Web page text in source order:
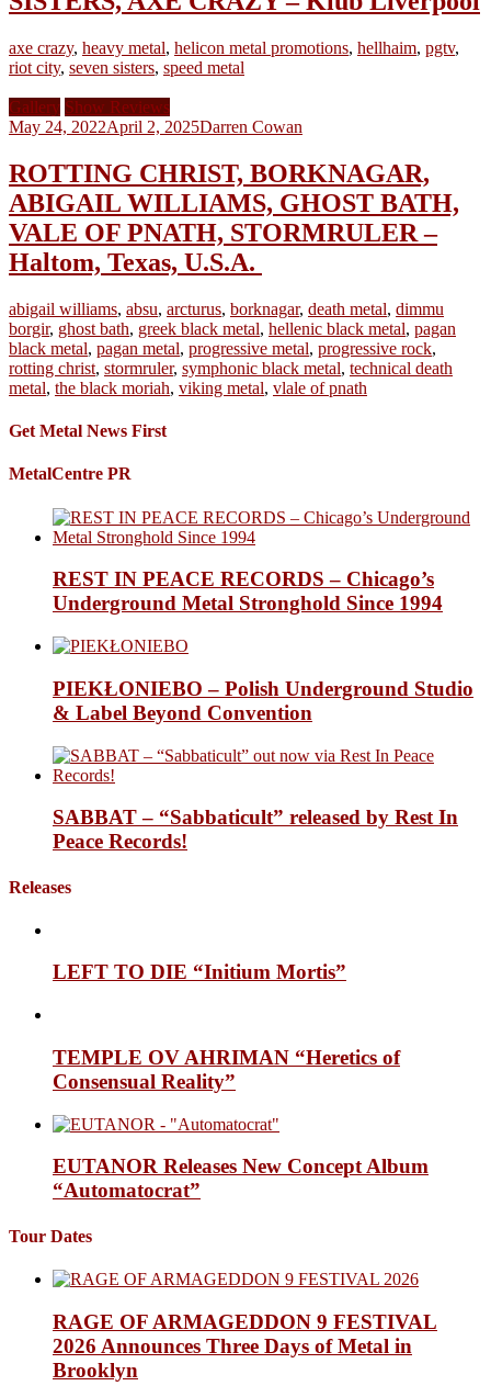
axe crazy, heavy metal, helicon metal promotions, hellhaim, pgtv,
riot city, seven sisters, speed metal
Gallery Show Reviews
May 24, 2022April 2, 2025Darren Cowan
ROTTING CHRIST, BORKNAGAR,
ABIGAIL WILLIAMS, GHOST BATH,
VALE OF PNATH, STORMRULER –
Haltom, Texas, U.S.A.
abigail williams, absu, arcturus, borknagar, death metal, dimmu
borgir, ghost bath, greek black metal, hellenic black metal, pagan
black metal, pagan metal, progressive metal, progressive rock,
rotting christ, stormruler, symphonic black metal, technical death
metal, the black moriah, viking metal, vlale of pnath
Get Metal News First
MetalCentre PR
REST IN PEACE RECORDS – Chicago’s
Underground Metal Stronghold Since 1994
PIEKŁONIEBO – Polish Underground Studio
& Label Beyond Convention
SABBAT – “Sabbaticult” released by Rest In
Peace Records!
Releases
LEFT TO DIE “Initium Mortis”
TEMPLE OV AHRIMAN “Heretics of
Consensual Reality”
EUTANOR Releases New Concept Album
“Automatocrat”
Tour Dates
RAGE OF ARMAGEDDON 9 FESTIVAL
2026 Announces Three Days of Metal in
Brooklyn